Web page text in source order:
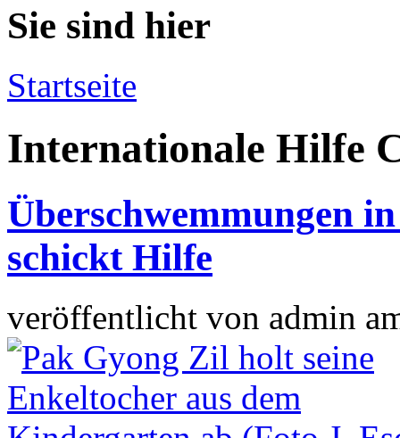
Sie sind hier
Startseite
Internationale Hilfe
Überschwemmungen
schickt Hilfe
veröffentlicht von admin